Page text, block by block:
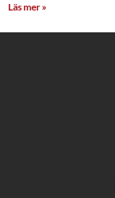
Läs mer »